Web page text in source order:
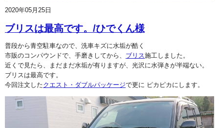
2020年05月25日
ブリスは最高です。/ひでくん様
普段から青空駐車なので、洗車キズに水垢が酷く
市販のコンパウンドで、手磨きしてから、 ブリス施工しました。
近くで見たら、まだまだ水垢が有りますが、光沢に水弾きが半端ない。
ブリスは最高です。
今回注文したクエスト・ダブルパッケージで更に ピカピカにします。